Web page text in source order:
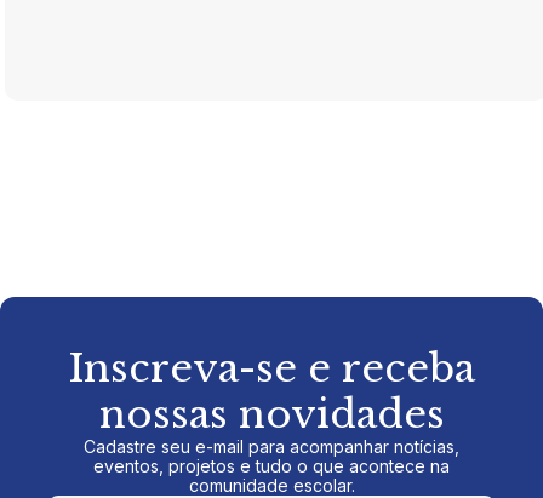
Inscreva-se e receba
nossas novidades
Cadastre seu e-mail para acompanhar notícias,
eventos, projetos e tudo o que acontece na
comunidade escolar.